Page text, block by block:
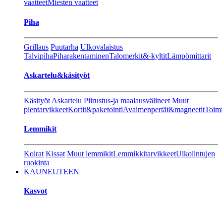
vaatteetMiesten vaatteet
Piha
Grillaus Puutarha Ulkovalaistus
TalvipihaPiharakentaminenTalomerkit&-kyltitLämpömittarit
Askartelu&käsityöt
Käsityöt Askartelu Piirustus-ja maalausvälineet Muut
pientarvikkeetKortit&paketointiAvaimenpertät&magneetit
Lemmikit
Koirat Kissat Muut lemmikitLemmikkitarvikkeetUlkolintujen
ruokinta
KAUNEUTEEN
Kasvot